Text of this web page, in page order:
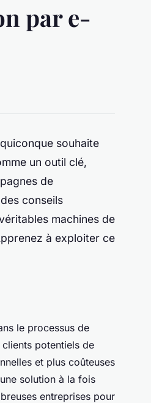
par e-
souhaite
un outil clé,
de
conseils
machines de
à exploiter ce
le processus de
potentiels de
et plus coûteuses
solution à la fois
entreprises pour